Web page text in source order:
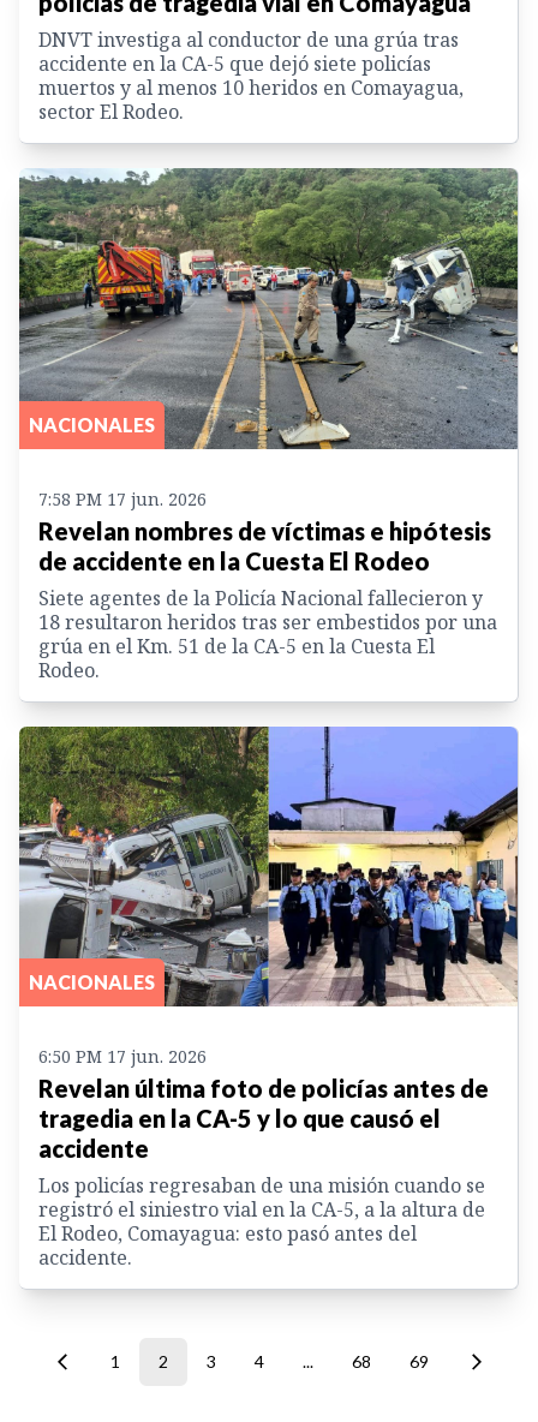
DNVT investiga al conductor de una grúa tras
accidente en la CA-5 que dejó siete policías
muertos y al menos 10 heridos en Comayagua,
sector El Rodeo.
NACIONALES
7:58 PM 17 jun. 2026
Revelan nombres de víctimas e hipótesis
de accidente en la Cuesta El Rodeo
Siete agentes de la Policía Nacional fallecieron y
18 resultaron heridos tras ser embestidos por una
grúa en el Km. 51 de la CA-5 en la Cuesta El
Rodeo.
NACIONALES
6:50 PM 17 jun. 2026
Revelan última foto de policías antes de
tragedia en la CA-5 y lo que causó el
accidente
Los policías regresaban de una misión cuando se
registró el siniestro vial en la CA-5, a la altura de
El Rodeo, Comayagua: esto pasó antes del
accidente.
1 2 3 4 ... 68 69